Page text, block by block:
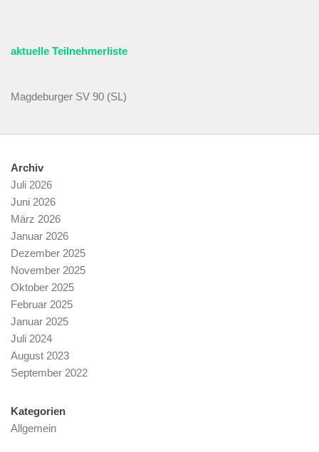
aktuelle Teilnehmerliste
Magdeburger SV 90 (SL)
Archiv
Juli 2026
Juni 2026
März 2026
Januar 2026
Dezember 2025
November 2025
Oktober 2025
Februar 2025
Januar 2025
Juli 2024
August 2023
September 2022
Kategorien
Allgemein